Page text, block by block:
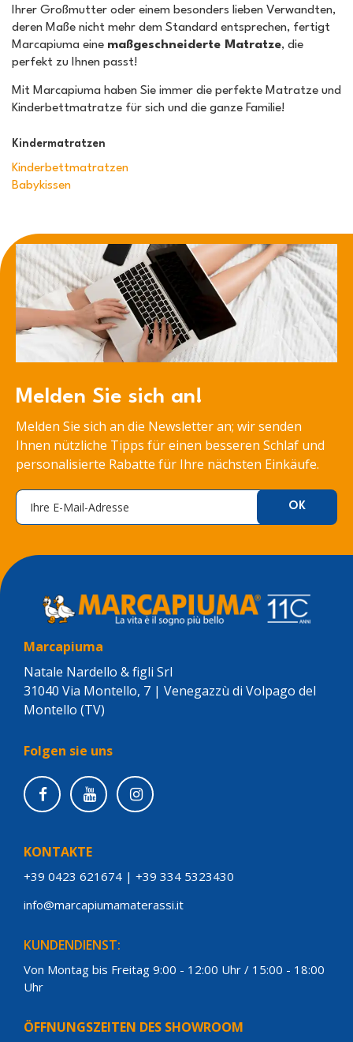
Ihrer Großmutter oder einem besonders lieben Verwandten,
deren Maße nicht mehr dem Standard entsprechen, fertigt
Marcapiuma eine maßgeschneiderte Matratze, die
perfekt zu Ihnen passt!
Mit Marcapiuma haben Sie immer die perfekte Matratze und
Kinderbettmatratze für sich und die ganze Familie!
Kindermatratzen
Kinderbettmatratzen
Babykissen
Melden Sie sich an!
Melden Sie sich an die Newsletter an; wir senden
Ihnen nützliche Tipps für einen besseren Schlaf und
personalisierte Rabatte für Ihre nächsten Einkäufe.
Marcapiuma
Natale Nardello & figli Srl
31040 Via Montello, 7 | Venegazzù di Volpago del
Montello (TV)
Folgen sie uns
KONTAKTE
+39 0423 621674 | +39 334 5323430
info@marcapiumamaterassi.it
KUNDENDIENST:
Von Montag bis Freitag 9:00 - 12:00 Uhr / 15:00 - 18:00
Uhr
ÖFFNUNGSZEITEN DES SHOWROOM